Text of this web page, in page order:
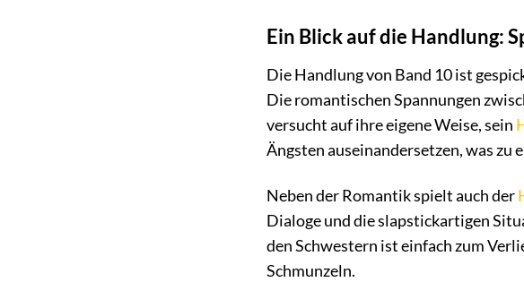
Ein Blick auf die Handlung:
Die Handlung von Band 10 ist
Die romantischen Spannungen
versucht auf ihre eigene Weise, sein
Ängsten auseinandersetzen, was
Neben der Romantik spielt auch der
Dialoge und die slapstickartigen
den Schwestern ist einfach zum
Schmunzeln.